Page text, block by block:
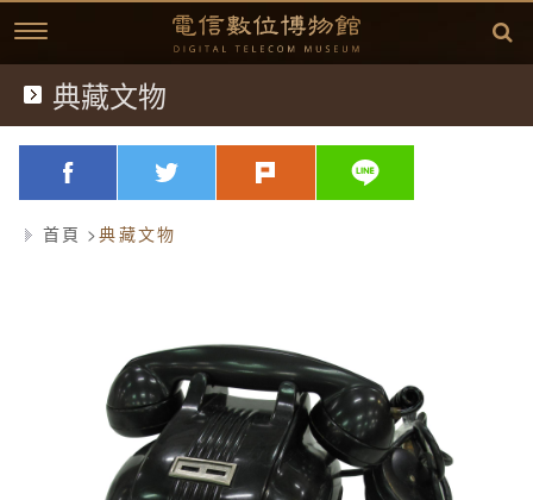
跳
到
主
要
典藏文物
歷史文獻
歷史影片
(1877)台灣電信的開始
(1897)台灣開始使用電話
相關資訊
中華電信故事專區
方賢齊先生簡介
典藏文物
略過字型切換，社群分享工具列
facebook twitter plurk
首頁 典藏文物